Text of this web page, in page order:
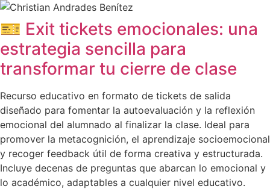
🎫 Exit tickets emocionales: una
estrategia sencilla para
transformar tu cierre de clase
Recurso educativo en formato de tickets de salida
diseñado para fomentar la autoevaluación y la reflexión
emocional del alumnado al finalizar la clase. Ideal para
promover la metacognición, el aprendizaje socioemocional
y recoger feedback útil de forma creativa y estructurada.
Incluye decenas de preguntas que abarcan lo emocional y
lo académico, adaptables a cualquier nivel educativo.